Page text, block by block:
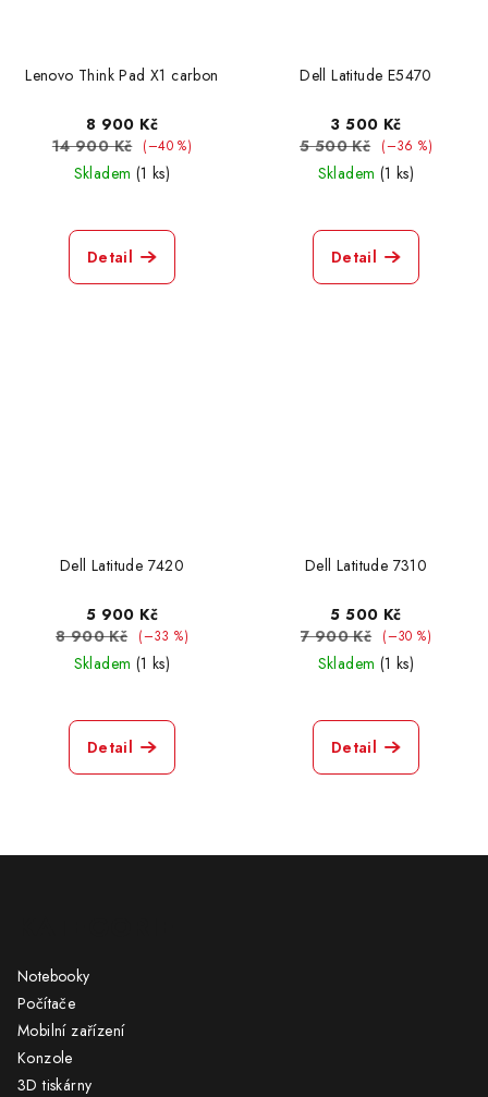
Lenovo Think Pad X1 carbon
8 900 Kč
14 900 Kč (–40 %)
Skladem (1 ks)
Detail
Dell Latitude E5470
3 500 Kč
5 500 Kč
(–36 %)
Skladem (1 ks)
Detail
Dell Latitude 7420
5 900 Kč
8 900 Kč
(–33 %)
Skladem (1 ks)
Detail
Dell Latitude 7310
5 500 Kč
7 900 Kč
(–30 %)
Skladem (1 ks)
Detail
Notebooky
Počítače
Mobilní zařízení
Konzole
3D tiskárny